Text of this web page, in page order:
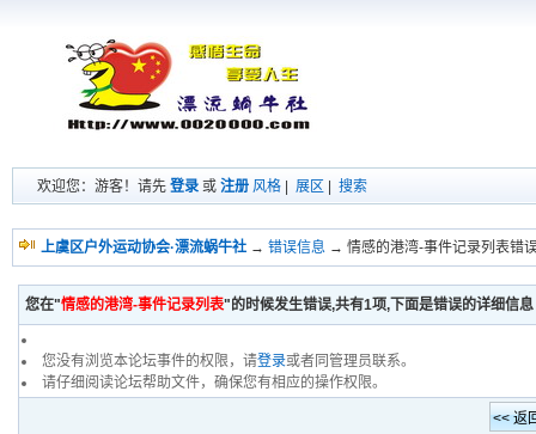
欢迎您：游客！请先 登录 或 注册 风格 展区 搜索
上虞区户外运动协会·漂流蜗牛社 → 错误信息 → 情感的港湾-事件记录列表错
您在"情感的港湾-事件记录列表"的时候发生错误,共有1项,下面是错误的详细信息
您没有浏览本论坛事件的权限，请登录或者同管理员联系。
请仔细阅读论坛帮助文件，确保您有相应的操作权限。